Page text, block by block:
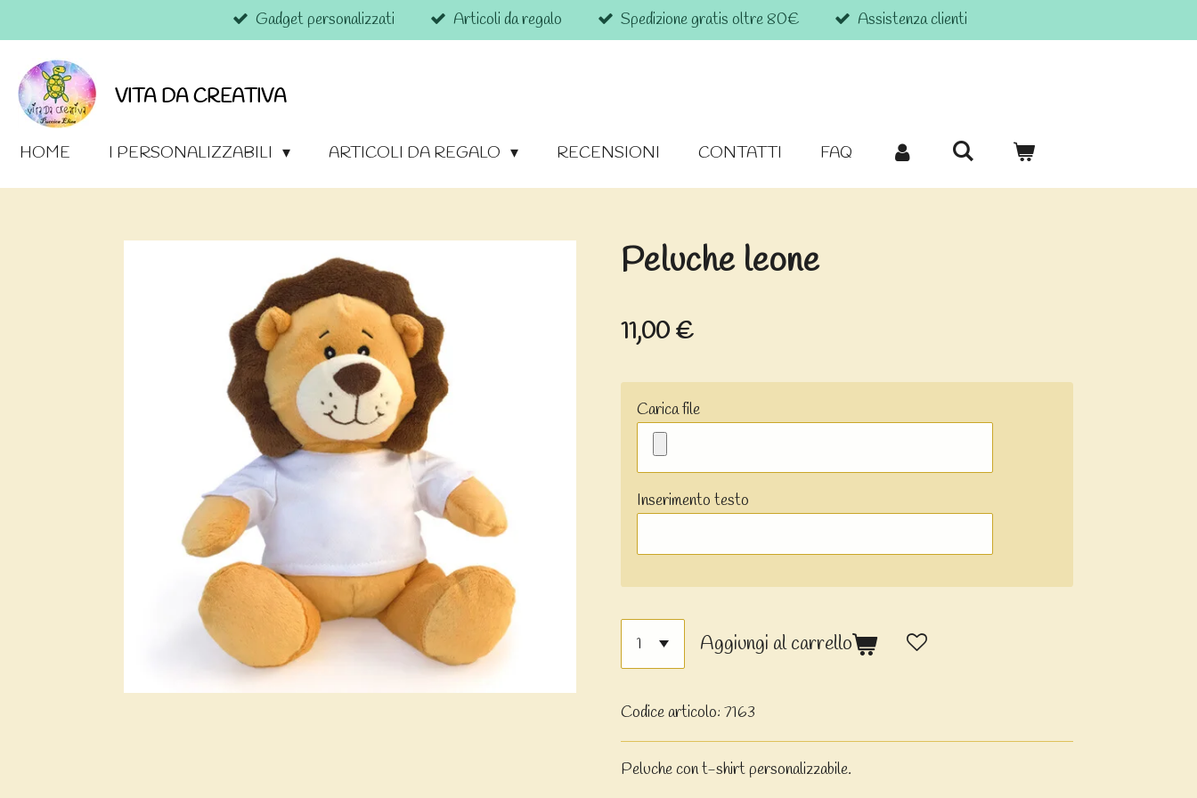
al
contenuto
principale
Gadget personalizzati Articoli da regalo Spedizione gratis oltre 80€ Assistenza clienti
VITA DA CREATIVA
HOME I PERSONALIZZABILI ARTICOLI DA REGALO RECENSIONI CONTATTI FAQ
Peluche leone
11,00 €
Carica file
Inserimento testo
Aggiungi al carrello
Codice articolo: 7163
Peluche con t-shirt personalizzabile.